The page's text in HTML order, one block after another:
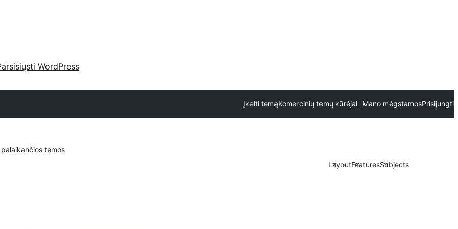
WordPress
Įkelti temąKomercinių temų kūrėjai Mano mėgstamosPrisijungti
palaikančios temos
LayoutFeaturesSubjects